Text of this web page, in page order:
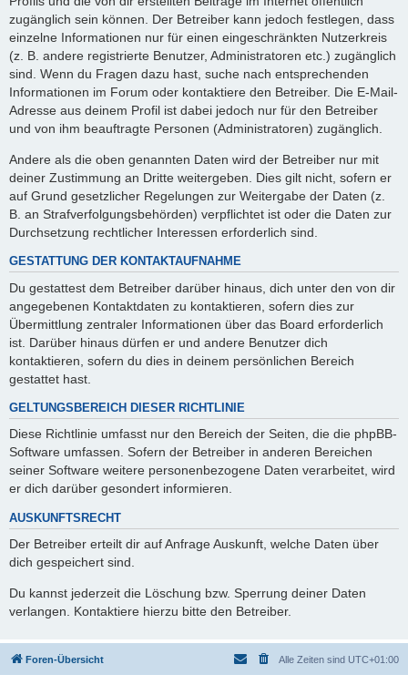
zugänglich sein können. Der Betreiber kann jedoch festlegen, dass
einzelne Informationen nur für einen eingeschränkten Nutzerkreis
(z. B. andere registrierte Benutzer, Administratoren etc.) zugänglich
sind. Wenn du Fragen dazu hast, suche nach entsprechenden
Informationen im Forum oder kontaktiere den Betreiber. Die E-Mail-
Adresse aus deinem Profil ist dabei jedoch nur für den Betreiber
und von ihm beauftragte Personen (Administratoren) zugänglich.
Andere als die oben genannten Daten wird der Betreiber nur mit
deiner Zustimmung an Dritte weitergeben. Dies gilt nicht, sofern er
auf Grund gesetzlicher Regelungen zur Weitergabe der Daten (z.
B. an Strafverfolgungsbehörden) verpflichtet ist oder die Daten zur
Durchsetzung rechtlicher Interessen erforderlich sind.
GESTATTUNG DER KONTAKTAUFNAHME
Du gestattest dem Betreiber darüber hinaus, dich unter den von dir
angegebenen Kontaktdaten zu kontaktieren, sofern dies zur
Übermittlung zentraler Informationen über das Board erforderlich
ist. Darüber hinaus dürfen er und andere Benutzer dich
kontaktieren, sofern du dies in deinem persönlichen Bereich
gestattet hast.
GELTUNGSBEREICH DIESER RICHTLINIE
Diese Richtlinie umfasst nur den Bereich der Seiten, die die phpBB-
Software umfassen. Sofern der Betreiber in anderen Bereichen
seiner Software weitere personenbezogene Daten verarbeitet, wird
er dich darüber gesondert informieren.
AUSKUNFTSRECHT
Der Betreiber erteilt dir auf Anfrage Auskunft, welche Daten über
dich gespeichert sind.
Du kannst jederzeit die Löschung bzw. Sperrung deiner Daten
verlangen. Kontaktiere hierzu bitte den Betreiber.
Foren-Übersicht Alle Zeiten sind UTC+01:00